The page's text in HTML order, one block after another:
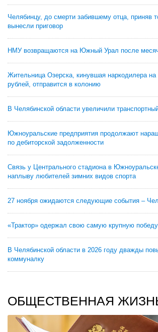
Челябинцу, до смерти забившему отца, приняв
вынесли приговор
НМУ возвращаются на Южный Урал после
Жительница Озерска, кинувшая наркодилера
рублей, отправится в колонию
В Челябинской области увеличили
Южноуральские предприятия продолжают
по дебиторской задолженности
Связь у Центрального стадиона в
наплыву любителей зимних видов спорта
27 ноября ожидаются следующие события –
«Трактор» одержал свою самую крупную
В Челябинской области в 2026 году дважды
коммуналку
ОБЩЕСТВЕННАЯ